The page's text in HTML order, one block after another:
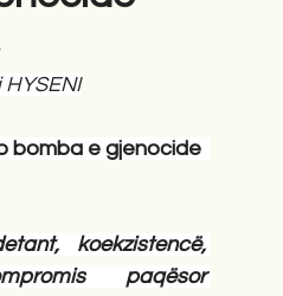
Novela
e gjenocide
koekzistencë,
paqësor